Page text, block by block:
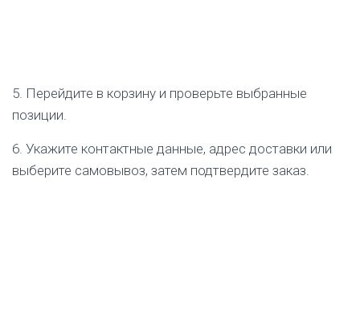
5. Перейдите в корзину и проверьте выбранные
позиции.
6. Укажите контактные данные, адрес доставки или
выберите самовывоз, затем подтвердите заказ.